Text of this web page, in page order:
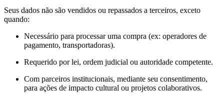
Seus dados não são vendidos ou repassados a terceiros, exceto
quando:
Necessário para processar uma compra (ex: operadores de
pagamento, transportadoras).
Requerido por lei, ordem judicial ou autoridade competente.
Com parceiros institucionais, mediante seu consentimento,
para ações de impacto cultural ou projetos colaborativos.